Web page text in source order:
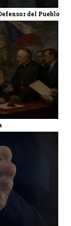
del Pueblo